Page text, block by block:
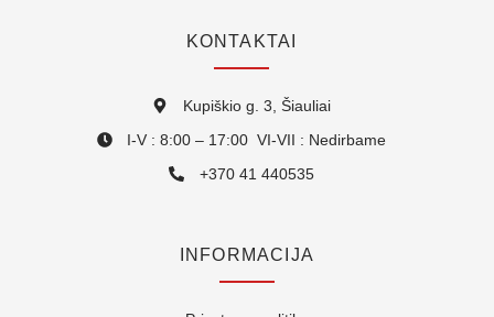
KONTAKTAI
Kupiškio g. 3, Šiauliai
I-V : 8:00 – 17:00 VI-VII : Nedirbame
+370 41 440535
INFORMACIJA